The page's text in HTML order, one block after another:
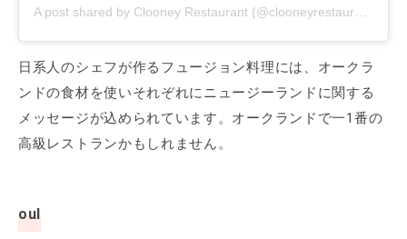
日系人のシェフが作るフュージョン料理には、オークラ
ンドの食材を使いそれぞれにニュージーランドに関する
メッセージが込められています。オークランドで一1番の
高級レストランかもしれません。
oul